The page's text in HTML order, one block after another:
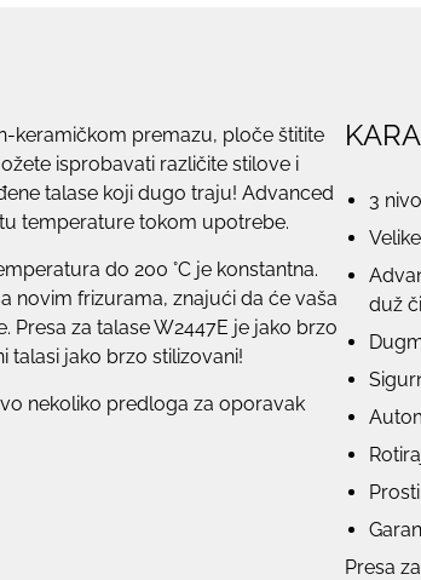
keramičkom premazu, ploče štitite
isprobavati različite stilove i
talase koji dugo traju! Advanced
temperature tokom upotrebe.
do 200 °C je konstantna.
novim frizurama, znajući da će vaša
za talase W2447E je jako brzo
talasi jako brzo stilizovani!
nekoliko predloga za oporavak
3
duž
Presa